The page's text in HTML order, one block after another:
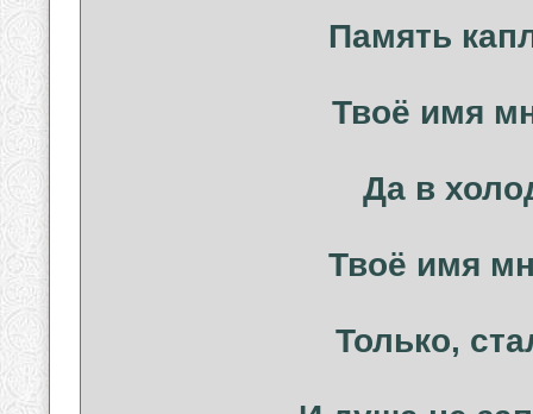
Память
Твоё имя
Да в
Твоё имя
Только,